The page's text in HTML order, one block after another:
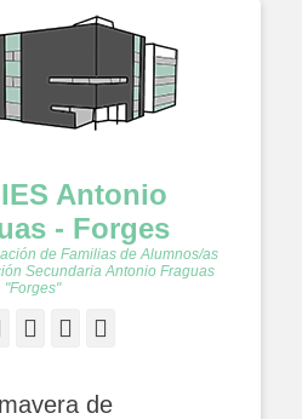
Antonio
- Forges
de Familias de Alumnos/as
Secundaria Antonio Fraguas
"Forges"
Twitter
Feed YouTube
de